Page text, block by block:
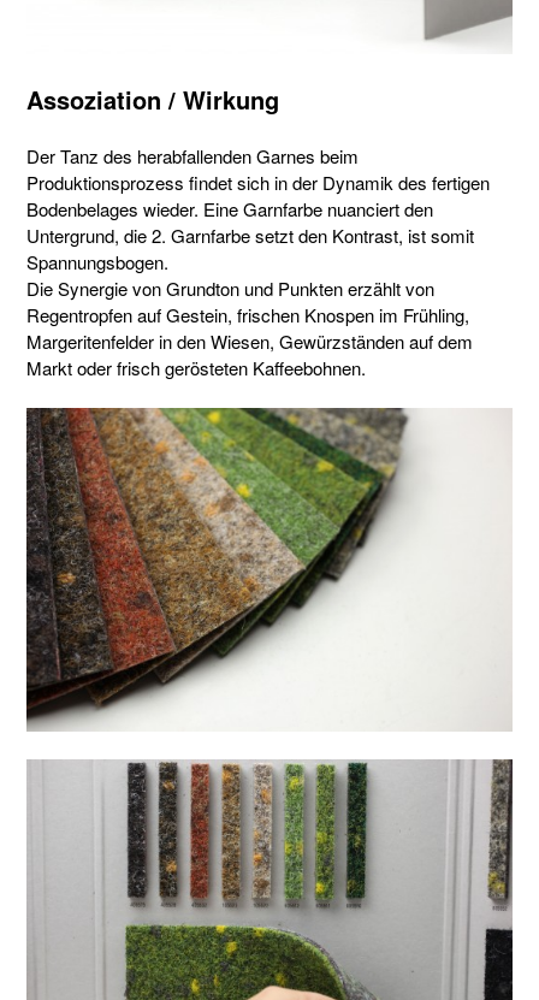
Assoziation / Wirkung
Der Tanz des herabfallenden Garnes beim
Produktionsprozess findet sich in der Dynamik des fertigen
Bodenbelages wieder. Eine Garnfarbe nuanciert den
Untergrund, die 2. Garnfarbe setzt den Kontrast, ist somit
Spannungsbogen.
Die Synergie von Grundton und Punkten erzählt von
Regentropfen auf Gestein, frischen Knospen im Frühling,
Margeritenfelder in den Wiesen, Gewürzständen auf dem
Markt oder frisch gerösteten Kaffeebohnen.